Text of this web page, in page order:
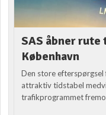
SAS åbner
København
Den store efterspørgsel
attraktiv tidstabel
trafikprogrammet